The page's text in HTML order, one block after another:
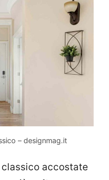
– designmag.it
classico accostate